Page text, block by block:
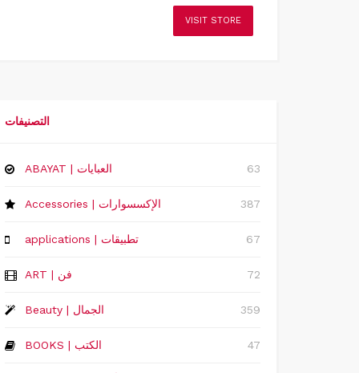
VISIT STORE
التصنيفات
ABAYAT | العبايات 63
Accessories | الإكسسوارات 387
applications | تطبيقات 67
ART | فن 72
Beauty | الجمال 359
BOOKS | الكتب 47